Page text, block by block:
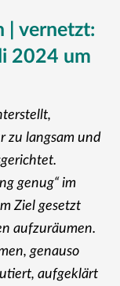
| vernetzt:
2024 um
zu langsam und
genug“ im
Ziel gesetzt
aufzuräumen.
genauso
aufgeklärt